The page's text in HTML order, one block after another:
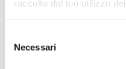
raccolto dal tuo utilizzo
delNecessari
4 mesi fa
Ho acquistato un
Biasin e sono rimasto